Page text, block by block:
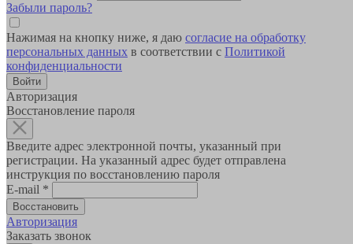
Забыли пароль?
Нажимая на кнопку ниже, я даю согласие на обработку
персональных данных в соответствии с Политикой
конфиденциальности
Авторизация
Восстановление пароля
Введите адрес электронной почты, указанный при
регистрации. На указанный адрес будет отправлена
инструкция по восстановлению пароля
E-mail *
Авторизация
Заказать звонок